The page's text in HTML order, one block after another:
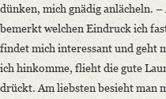
dünken, mich gnädig anlächeln. –
bemerkt welchen Eindruck ich
findet mich interessant und geht
ich hinkomme, flieht die gute
drückt. Am liebsten besieht man